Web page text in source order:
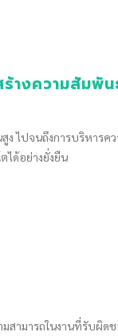
ร้างความสัมพั
ไปจนถึงการบริหารค
ได้อย่างยั่งยืน
ามารถในงานที่รับผิด